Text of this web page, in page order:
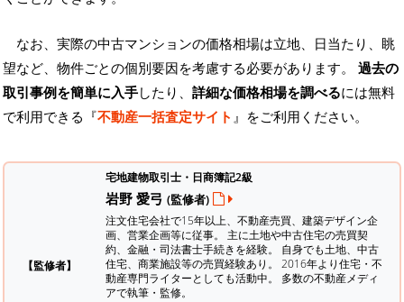
なお、実際の中古マンションの価格相場は立地、日当たり、眺
望など、物件ごとの個別要因を考慮する必要があります。 過去の
取引事例を簡単に入手したり、 詳細な価格相場を調べるには無料
で利用できる『不動産一括査定サイト 』をご利用ください。
【監修者】
宅地建物取引士・日商簿記2級
岩野 愛弓 (監修者)
注文住宅会社で15年以上、不動産売買、建築デザイン企
画、営業企画等に従事。 主に土地や中古住宅の売買契
約、金融・司法書士手続きを経験。 自身でも土地、中古
住宅、商業施設等の売買経験あり。 2016年より住宅・不
動産専門ライターとしても活動中。 多数の不動産メディ
アで執筆・監修。